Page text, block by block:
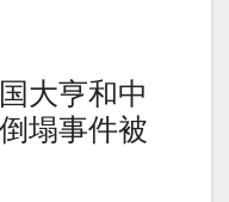
大亨和中
塌事件被